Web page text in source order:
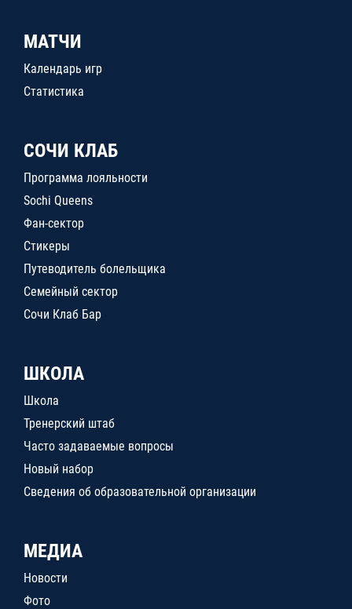
МАТЧИ
Календарь игр
Статистика
СОЧИ КЛАБ
Программа лояльности
Sochi Queens
Фан-сектор
Стикеры
Путеводитель болельщика
Семейный сектор
Сочи Клаб Бар
ШКОЛА
Школа
Тренерский штаб
Часто задаваемые вопросы
Новый набор
Сведения об образовательной организации
МЕДИА
Новости
Фото